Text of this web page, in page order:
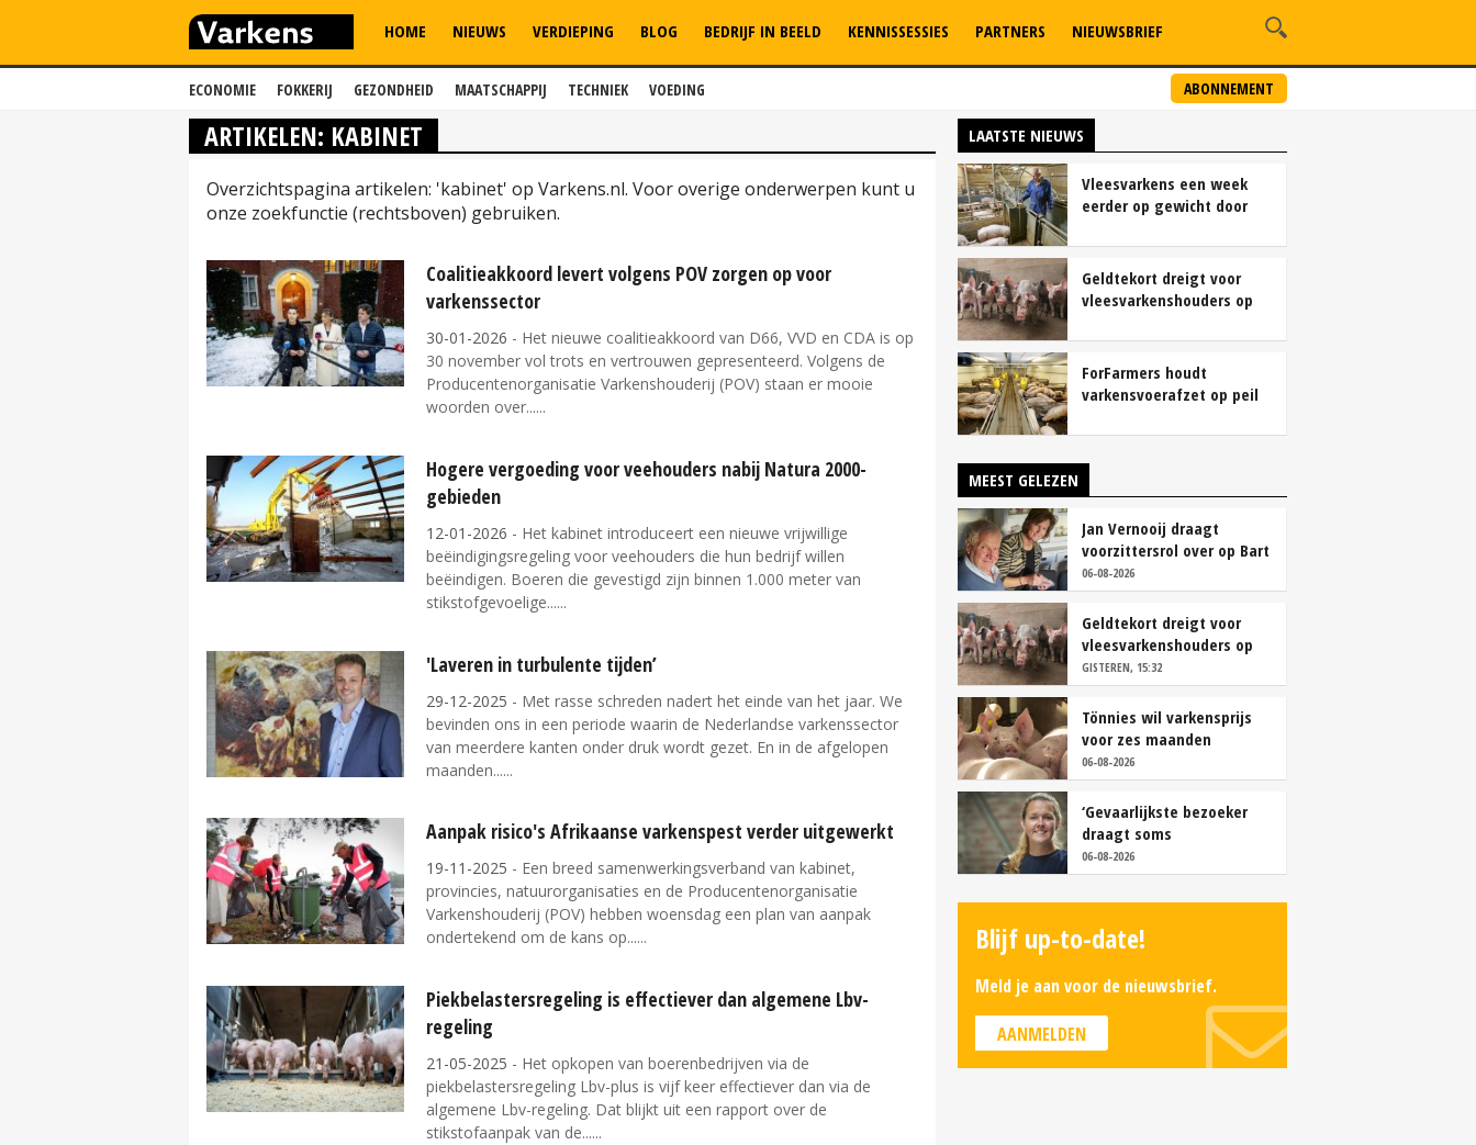
ECONOMIE FOKKERIJ GEZONDHEID MAATSCHAPPIJ TECHNIEK VOEDING ABONNEMENT
HOME NIEUWS VERDIEPING BLOG BEDRIJF IN BEELD KENNISSESSIES PARTNERS NIEUWSBRIEF
ARTIKELEN: KABINET
Overzichtspagina artikelen: 'kabinet' op Varkens.nl. Voor overige onderwerpen kunt u
onze zoekfunctie (rechtsboven) gebruiken.
Coalitieakkoord levert volgens POV zorgen op voor
varkenssector
30-01-2026 - Het nieuwe coalitieakkoord van D66, VVD en CDA is op
30 november vol trots en vertrouwen gepresenteerd. Volgens de
Producentenorganisatie Varkenshouderij (POV) staan er mooie
woorden over...
Hogere vergoeding voor veehouders nabij Natura 2000-
gebieden
12-01-2026 - Het kabinet introduceert een nieuwe vrijwillige
beëindigingsregeling voor veehouders die hun bedrijf willen
beëindigen. Boeren die gevestigd zijn binnen 1.000 meter van
stikstofgevoelige...
'Laveren in turbulente tijden’
29-12-2025 - Met rasse schreden nadert het einde van het jaar. We
bevinden ons in een periode waarin de Nederlandse varkenssector
van meerdere kanten onder druk wordt gezet. En in de afgelopen
maanden...
Aanpak risico's Afrikaanse varkenspest verder uitgewerkt
19-11-2025 - Een breed samenwerkingsverband van kabinet,
provincies, natuurorganisaties en de Producentenorganisatie
Varkenshouderij (POV) hebben woensdag een plan van aanpak
ondertekend om de kans op...
Piekbelastersregeling is effectiever dan algemene Lbv-
regeling
21-05-2025 - Het opkopen van boerenbedrijven via de
piekbelastersregeling Lbv-plus is vijf keer effectiever dan via de
algemene Lbv-regeling. Dat blijkt uit een rapport over de
stikstofaanpak van de...
LAATSTE NIEUWS
Vleesvarkens een week
eerder op gewicht door
brijvoer
Geldtekort dreigt voor
vleesvarkenshouders op
ForFarmers houdt
varkensvoerafzet op peil
varkensstapel
MEEST GELEZEN
Jan Vernooij draagt
voorzittersrol over op Bart
Camps
06-08-2026
Geldtekort dreigt voor
vleesvarkenshouders op
vrije markt
GISTEREN, 15:32
Tönnies wil varkensprijs
voor zes maanden
vastleggen
06-08-2026
‘Gevaarlijkste bezoeker
draagt soms
overschoenen’
06-08-2026
Blijf up-to-date!
Meld je aan voor de nieuwsbrief.
AANMELDEN